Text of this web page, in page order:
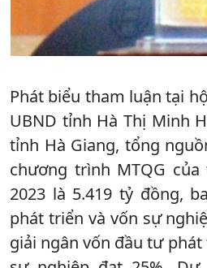
Phát biểu tham luận tại
UBND tỉnh Hà Thị Minh
tỉnh Hà Giang, tổng
chương trình MTQG
2023 là 5.419 tỷ đồng,
phát triển và vốn sự
giải ngân vốn đầu tư phát